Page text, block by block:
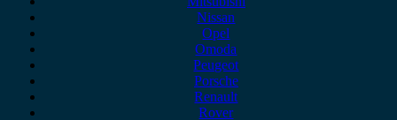
Nissan
Opel
Omoda
Peugeot
Porsche
Renault
Rover